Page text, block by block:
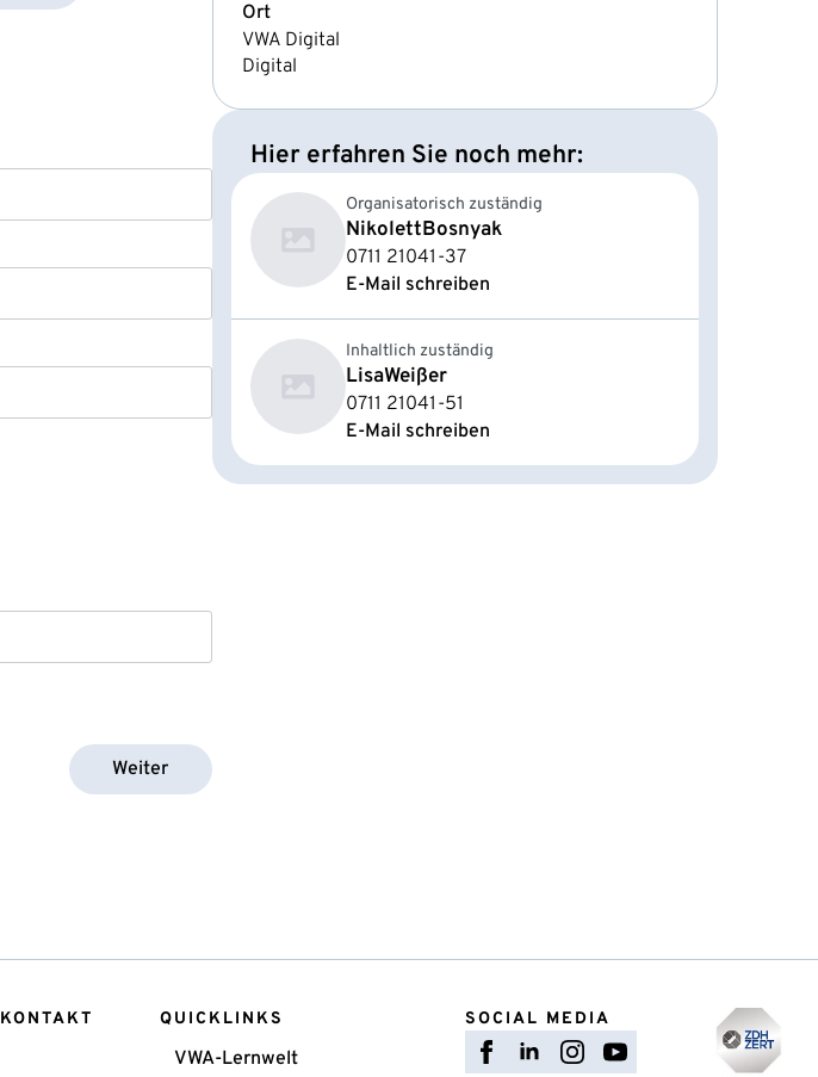
Weiter
Ort
VWA Digital
Digital
Hier erfahren Sie noch mehr:
Organisatorisch zuständig
NikolettBosnyak
0711 21041-37
E-Mail schreiben
Inhaltlich zuständig
LisaWeißer
0711 21041-51
E-Mail schreiben
KONTAKT QUICKLINKS
VWA-Lernwelt
SOCIAL MEDIA